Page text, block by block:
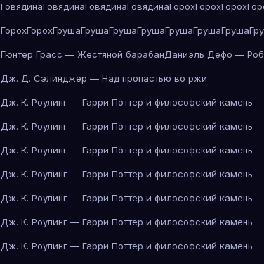
ГовядинаГовядинаГовядинаГовядинаГорохГорохГорох
ГорохГорохГрушаГрушаГрушаГрушаГрушаГрушаГруша
Гюнтер Грасс — Жестяной барабанДаниэль Дефо —
Дж. Д. Сэлинджер — Над пропастью во ржи
Дж. К. Роулинг — Гарри Поттер и философский камень
Дж. К. Роулинг — Гарри Поттер и философский камень
Дж. К. Роулинг — Гарри Поттер и философский камень
Дж. К. Роулинг — Гарри Поттер и философский камень
Дж. К. Роулинг — Гарри Поттер и философский камень
Дж. К. Роулинг — Гарри Поттер и философский камень
Дж. К. Роулинг — Гарри Поттер и философский камень